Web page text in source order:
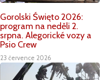
Gorolski Święto 2026:
program na neděli 2.
srpna. Alegorické vozy a
Psio Crew
23 července 2026